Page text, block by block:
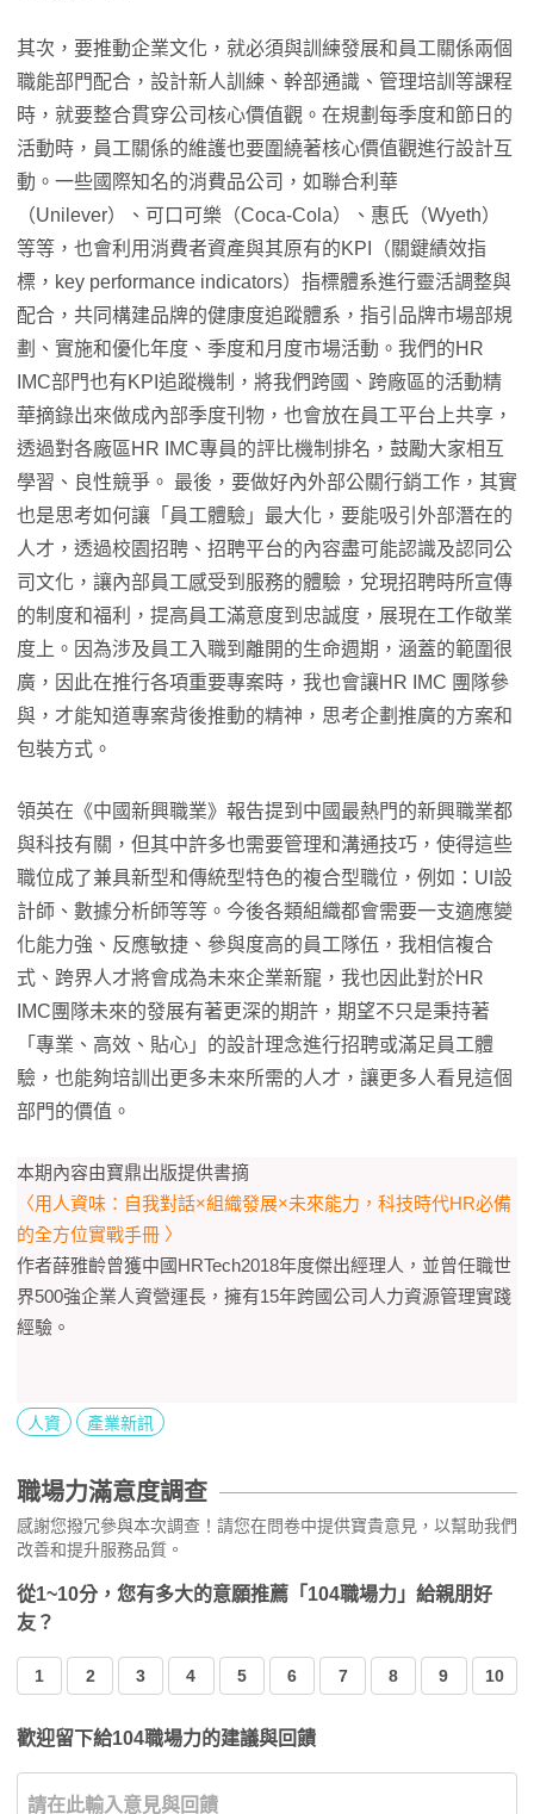
其次，要推動企業文化，就必須與訓練發展和員工關係兩個
職能部門配合，設計新人訓練、幹部通識、管理培訓等課程
時，就要整合貫穿公司核心價值觀。在規劃每季度和節日的
活動時，員工關係的維護也要圍繞著核心價值觀進行設計互
動。一些國際知名的消費品公司，如聯合利華
（Unilever）、可口可樂（Coca-Cola）、惠氏（Wyeth）
等等，也會利用消費者資產與其原有的KPI（關鍵績效指
標，key performance indicators）指標體系進行靈活調整與
配合，共同構建品牌的健康度追蹤體系，指引品牌市場部規
劃、實施和優化年度、季度和月度市場活動。我們的HR
IMC部門也有KPI追蹤機制，將我們跨國、跨廠區的活動精
華摘錄出來做成內部季度刊物，也會放在員工平台上共享，
透過對各廠區HR IMC專員的評比機制排名，鼓勵大家相互
學習、良性競爭。 最後，要做好內外部公關行銷工作，其實
也是思考如何讓「員工體驗」最大化，要能吸引外部潛在的
人才，透過校園招聘、招聘平台的內容盡可能認識及認同公
司文化，讓內部員工感受到服務的體驗，兌現招聘時所宣傳
的制度和福利，提高員工滿意度到忠誠度，展現在工作敬業
度上。因為涉及員工入職到離開的生命週期，涵蓋的範圍很
廣，因此在推行各項重要專案時，我也會讓HR IMC 團隊參
與，才能知道專案背後推動的精神，思考企劃推廣的方案和
包裝方式。
領英在《中國新興職業》報告提到中國最熱門的新興職業都
與科技有關，但其中許多也需要管理和溝通技巧，使得這些
職位成了兼具新型和傳統型特色的複合型職位，例如：UI設
計師、數據分析師等等。今後各類組織都會需要一支適應變
化能力強、反應敏捷、參與度高的員工隊伍，我相信複合
式、跨界人才將會成為未來企業新寵，我也因此對於HR
IMC團隊未來的發展有著更深的期許，期望不只是秉持著
「專業、高效、貼心」的設計理念進行招聘或滿足員工體
驗，也能夠培訓出更多未來所需的人才，讓更多人看見這個
部門的價值。
本期內容由寶鼎出版提供書摘
〈用人資味：自我對話×組織發展×未來能力，科技時代HR必備
的全方位實戰手冊 〉
作者薛雅齡曾獲中國HRTech2018年度傑出經理人，並曾任職世
界500強企業人資營運長，擁有15年跨國公司人力資源管理實踐
經驗。
人資 產業新訊
職場力滿意度調查
感謝您撥冗參與本次調查！請您在問卷中提供寶貴意見，以幫助我們
改善和提升服務品質。
從1~10分，您有多大的意願推薦「104職場力」給親朋好
友？
1 2 3 4 5 6 7 8 9 10
歡迎留下給104職場力的建議與回饋